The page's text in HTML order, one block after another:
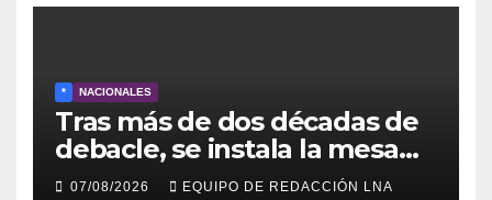
* NACIONALES
Tras más de dos décadas de
debacle, se instala la mesa
para el capítulo final del
07/08/2026 EQUIPO DE REDACCIÓN LNA